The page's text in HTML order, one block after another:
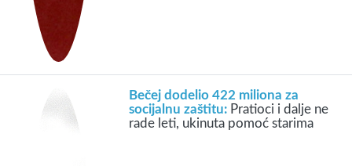
Bečej dodelio 422 miliona za
socijalnu zaštitu: Pratioci i dalje ne
rade leti, ukinuta pomoć starima